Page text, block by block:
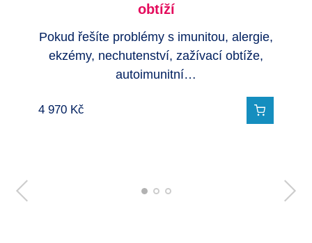
obtíží
Pokud řešíte problémy s imunitou, alergie,
ekzémy, nechutenství, zažívací obtíže,
autoimunitní…
4 970Kč
alergie
Nejucelenější a nejkomplexnější pohled na
potravinové alergie, který Vám nabízí…
4 970Kč
Detektivní cesty, můžete…
4 247Kč